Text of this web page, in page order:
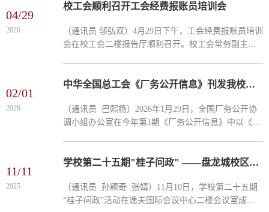
最新进展与...
04/29
2026
校工会顺利召开工会经费报账员培训会
（通讯员 邬弘双）4月29日下午，工会经费报账员培训
会在校工会二楼报告厅顺利召开。校工会常务副主席
务副主席易...
02/01
2026
中华全国总工会《厂务公开信息》刊发我校民主管理规范化建设实践经验
（通讯员 巴熙杨）2026年1月29日，全国厂务公开协
调小组办公室在今年第1期《厂务公开信息》中以《创
次刊发的我...
11/11
2025
学校第二十五期"桂子问政"​ ——盘龙城校区总体规划设计方案征求意见座谈会顺利...
（通讯员 孙颖奇 张婧）11月10日，学校第二十五期
“桂子问政”活动在逸夫国际会议中心二楼会议室成功